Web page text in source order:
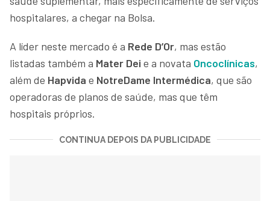
hospitalares, a chegar na Bolsa.
A líder neste mercado é a Rede D’Or, mas estão
listadas também a Mater Dei e a novata Oncoclínicas,
além de Hapvida e NotreDame Intermédica, que são
operadoras de planos de saúde, mas que têm
hospitais próprios.
CONTINUA DEPOIS DA PUBLICIDADE